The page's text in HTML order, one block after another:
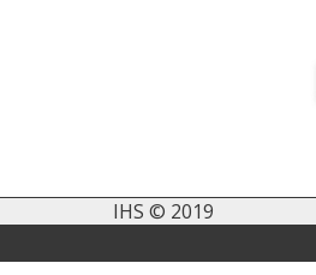
IHS © 2019